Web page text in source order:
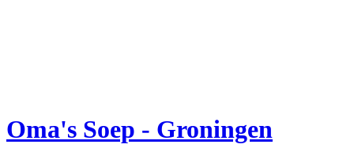
Oma's Soep - Groningen